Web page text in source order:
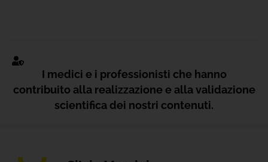
I medici e i professionisti che hanno
contribuito alla realizzazione e alla validazione
scientifica dei nostri contenuti.